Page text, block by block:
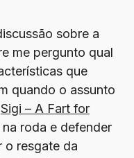
sobre a
me pergunto qual
que
quando o assunto
Sigi – A Fart for
roda e defender
o resgate da